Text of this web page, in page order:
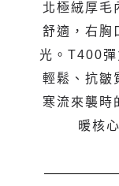
北極絨厚毛
舒適，右胸
光。T400彈
輕鬆、抗皺
寒流來襲時
暖核